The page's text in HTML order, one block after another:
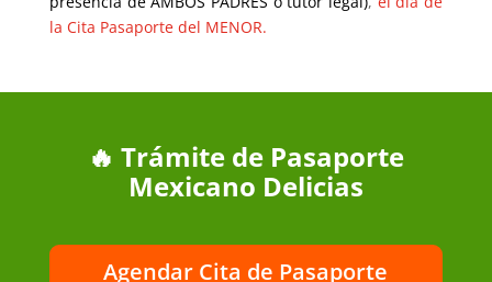
la Cita Pasaporte del MENOR.
🔥 Trámite de Pasaporte
Mexicano Delicias
Agendar Cita de Pasaporte